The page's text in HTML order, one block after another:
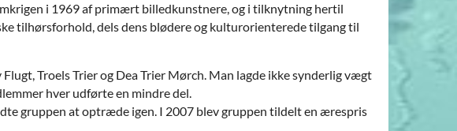
i 1969 af primært billedkunstnere, og i tilknytning hertil
tilhørsforhold, dels dens blødere og kulturorienterede tilgang til
Troels Trier og Dea Trier Mørch. Man lagde ikke synderlig vægt
hver udførte en mindre del.
gruppen at optræde igen. I 2007 blev gruppen tildelt en ærespris